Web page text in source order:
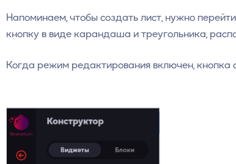
Напоминаем, чтобы создать лист, нужно
кнопку в виде карандаша и треугольника,
Когда режим редактирования включен, кнопка